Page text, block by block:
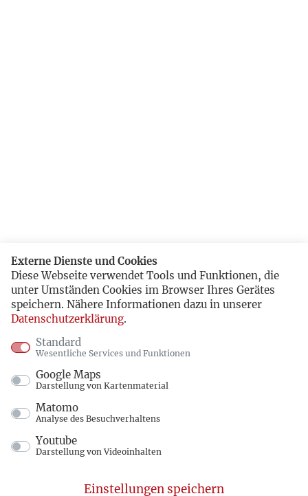
Externe Dienste und Cookies
Diese Webseite verwendet Tools und Funktionen, die
unter Umständen Cookies im Browser Ihres Gerätes
speichern. Nähere Informationen dazu in unserer
Datenschutzerklärung.
Standard
Wesentliche Services und Funktionen
Google Maps
Darstellung von Kartenmaterial
Matomo
Analyse des Besuchverhaltens
Youtube
Darstellung von Videoinhalten
Einstellungen speichern